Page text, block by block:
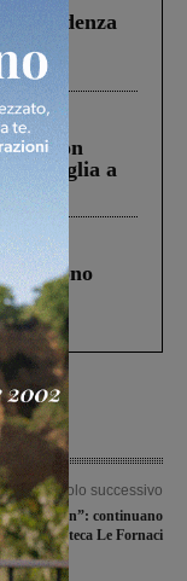
la scadenza
“Un
la figlia a
morirono
il
Articolo successivo
Austen”: continuano
alla biblioteca Le Fornaci